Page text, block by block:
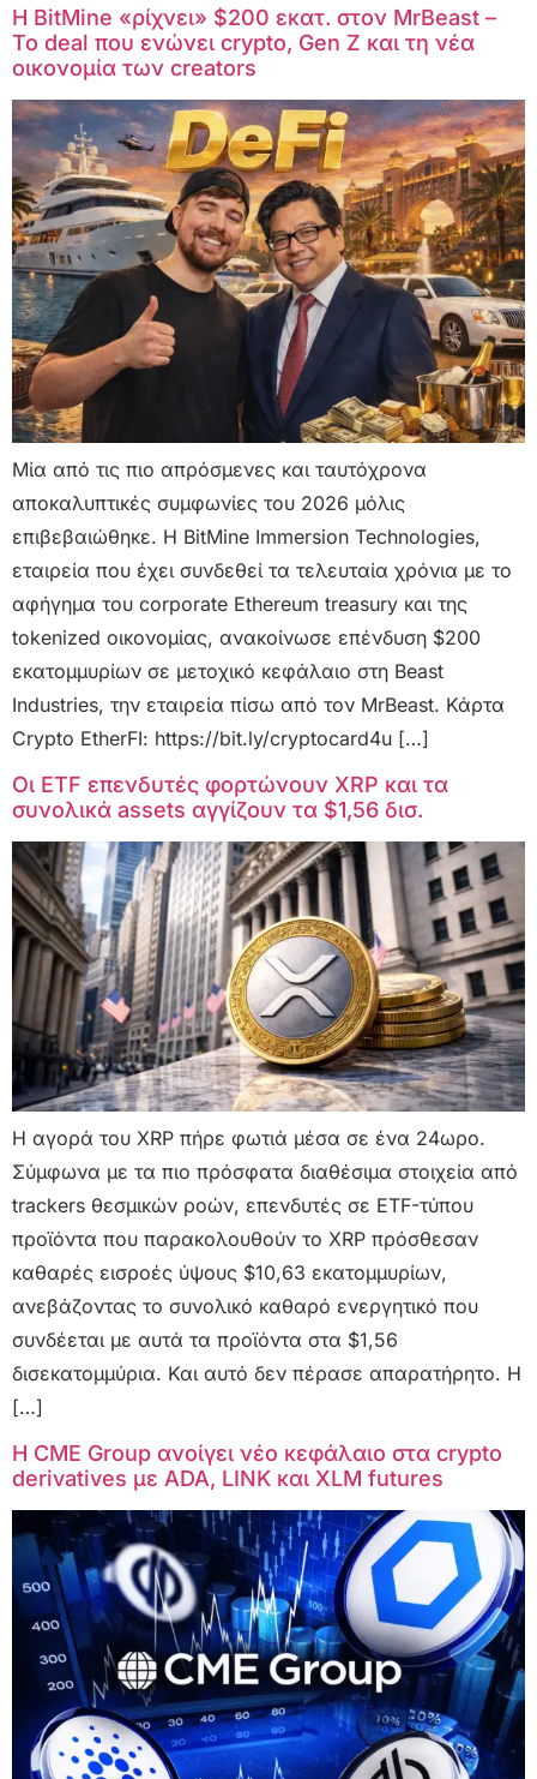
Η BitMine «ρίχνει» $200 εκατ. στον MrBeast –
Το deal που ενώνει crypto, Gen Z και τη νέα
οικονομία των creators
Μία από τις πιο απρόσμενες και ταυτόχρονα
αποκαλυπτικές συμφωνίες του 2026 μόλις
επιβεβαιώθηκε. Η BitMine Immersion Technologies,
εταιρεία που έχει συνδεθεί τα τελευταία χρόνια με το
αφήγημα του corporate Ethereum treasury και της
tokenized οικονομίας, ανακοίνωσε επένδυση $200
εκατομμυρίων σε μετοχικό κεφάλαιο στη Beast
Industries, την εταιρεία πίσω από τον MrBeast. Κάρτα
Crypto EtherFI: https://bit.ly/cryptocard4u […]
Οι ETF επενδυτές φορτώνουν XRP και τα
συνολικά assets αγγίζουν τα $1,56 δισ.
Η αγορά του XRP πήρε φωτιά μέσα σε ένα 24ωρο.
Σύμφωνα με τα πιο πρόσφατα διαθέσιμα στοιχεία από
trackers θεσμικών ροών, επενδυτές σε ETF-τύπου
προϊόντα που παρακολουθούν το XRP πρόσθεσαν
καθαρές εισροές ύψους $10,63 εκατομμυρίων,
ανεβάζοντας το συνολικό καθαρό ενεργητικό που
συνδέεται με αυτά τα προϊόντα στα $1,56
δισεκατομμύρια. Και αυτό δεν πέρασε απαρατήρητο. Η
[…]
Η CME Group ανοίγει νέο κεφάλαιο στα crypto
derivatives με ADA, LINK και XLM futures